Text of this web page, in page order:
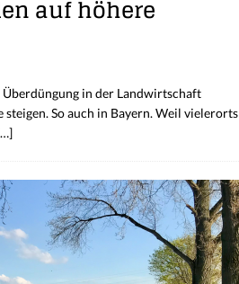
auf höhere
in der Landwirtschaft
So auch in Bayern. Weil vielerorts